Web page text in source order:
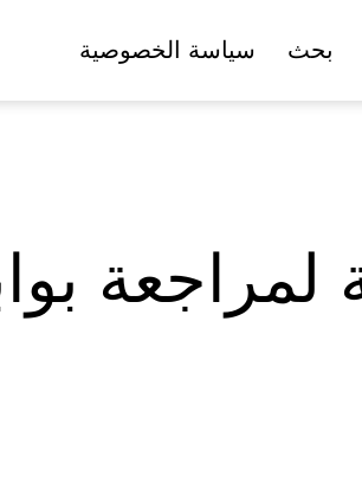
بحث سياسة الخصوصية
(128) مواطنة لمراجعة